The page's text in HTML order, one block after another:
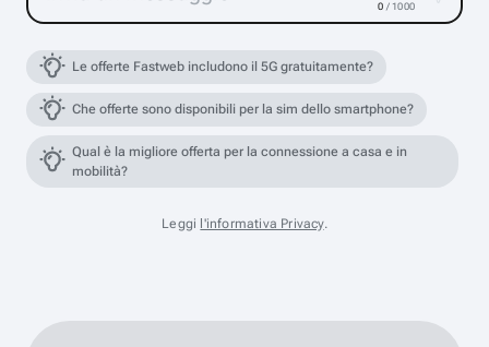
0 / 1000
Le offerte Fastweb includono il 5G gratuitamente?
Che offerte sono disponibili per la sim dello smartphone?
Qual è la migliore offerta per la connessione a casa e in
mobilità?
Leggi l'informativa Privacy.